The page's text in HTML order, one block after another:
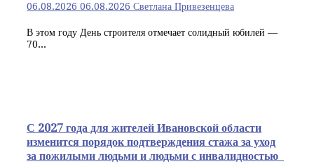
06.08.2026 06.08.2026 Светлана Привезенцева
В этом году День строителя отмечает солидный юбилей —
70...
С 2027 года для жителей Ивановской области
изменится порядок подтверждения стажа за уход
за пожилыми людьми и людьми с инвалидностью